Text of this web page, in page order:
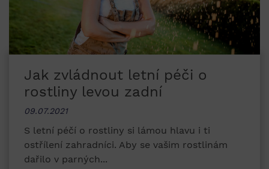
Jak zvládnout letní péči o
rostliny levou zadní
09.07.2021
S letní péčí o rostliny si lámou hlavu i ti
ostřílení zahradníci. Aby se vašim rostlinám
dařilo v parných...